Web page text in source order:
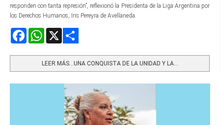
responden con tanta represión”, reflexionó la Presidenta de la Liga Argentina por
los Derechos Humanos, Iris Pereyra de Avellaneda.
FacebookWhatsApp
LEER MÁS…UNA CONQUISTA DE LA UNIDAD Y LA...